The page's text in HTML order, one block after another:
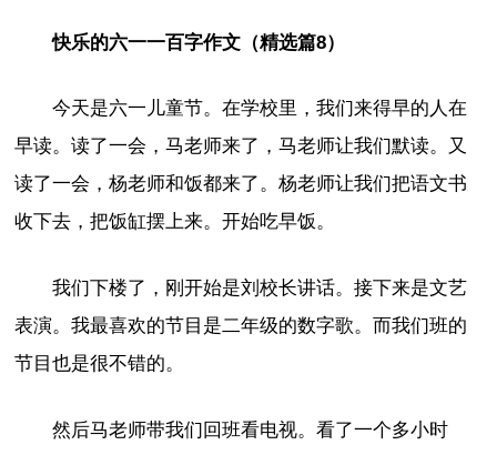
快乐的六一一百字作文（精选篇8）
今天是六一儿童节。在学校里，我们来得早的人在
早读。读了一会，马老师来了，马老师让我们默读。又
读了一会，杨老师和饭都来了。杨老师让我们把语文书
收下去，把饭缸摆上来。开始吃早饭。
我们下楼了，刚开始是刘校长讲话。接下来是文艺
表演。我最喜欢的节目是二年级的数字歌。而我们班的
节目也是很不错的。
然后马老师带我们回班看电视。看了一个多小时